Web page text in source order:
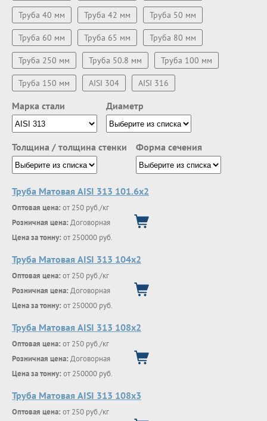
Труба 40 мм Труба 42 мм Труба 50 мм
Труба 60 мм Труба 65 мм Труба 80 мм
Труба 250 мм Труба 50.8 мм Труба 100 мм
Труба 150 мм AISI 304 AISI 316
Марка стали Диаметр
Толщина / толщина стенки Форма сечения
Труба Матовая AISI 313 101.6х2
Оптовая цена: от 250 руб./кг
Розничная цена: Договорная
Цена за тонну: от 250000 руб.
Труба Матовая AISI 313 104х2
Оптовая цена: от 250 руб./кг
Розничная цена: Договорная
Цена за тонну: от 250000 руб.
Труба Матовая AISI 313 108х2
Оптовая цена: от 250 руб./кг
Розничная цена: Договорная
Цена за тонну: от 250000 руб.
Труба Матовая AISI 313 108х3
Оптовая цена: от 250 руб./кг